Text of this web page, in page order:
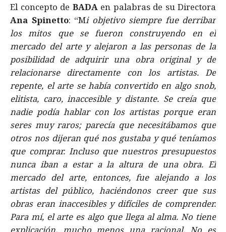
El concepto de BADAen palabras de su Directora
Ana Spinetto: “Mi objetivo siempre fue derribar
los mitos que se fueron construyendo en el
mercado del arte y alejaron a las personas de la
posibilidad de adquirir una obra original y de
relacionarse directamente con los artistas. De
repente, el arte se había convertido en algo snob,
elitista, caro, inaccesible y distante. Se creía que
nadie podía hablar con los artistas porque eran
seres muy raros; parecía que necesitábamos que
otros nos dijeran qué nos gustaba y qué teníamos
que comprar. Incluso que nuestros presupuestos
nunca iban a estar a la altura de una obra. El
mercado del arte, entonces, fue alejando a los
artistas del público, haciéndonos creer que sus
obras eran inaccesibles y difíciles de comprender.
Para mí, el arte es algo que llega al alma. No tiene
explicación, mucho menos una racional. No es